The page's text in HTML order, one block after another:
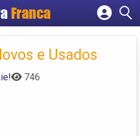
Franca
empresa
contae Usados
746